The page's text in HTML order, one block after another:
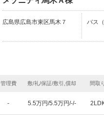
広島県広島市東区馬木７ バス
管理費 敷/礼/保証/敷引,償却 間取
- 5.5万円/5.5万円/-/-